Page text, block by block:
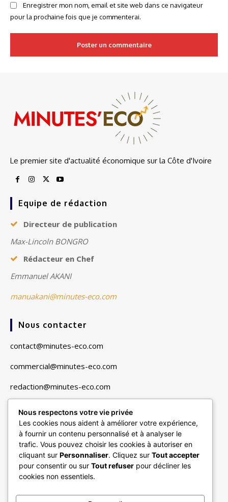
Enregistrer mon nom, email et site web dans ce navigateur
pour la prochaine fois que je commenterai.
Le premier site d'actualité économique sur la Côte d'Ivoire
Equipe de rédaction
Directeur de publication
Max-Lincoln BONGRO
Rédacteur en Chef
Emmanuel AKANI
manuakani@minutes-eco.com
Nous contacter
contact@minutes-eco.com
commercial@minutes-eco.com
redaction@minutes-eco.com
Liens utiles
Navigation
Finance & Marchés
Entreprises & Secteurs
Nous respectons votre vie privée
Les cookies nous aident à améliorer votre expérience,
à fournir un contenu personnalisé et à analyser le
trafic. Vous pouvez choisir les cookies à autoriser en
cliquant sur Personnaliser. Cliquez sur Tout accepter
pour consentir ou sur Tout refuser pour décliner les
cookies non essentiels.